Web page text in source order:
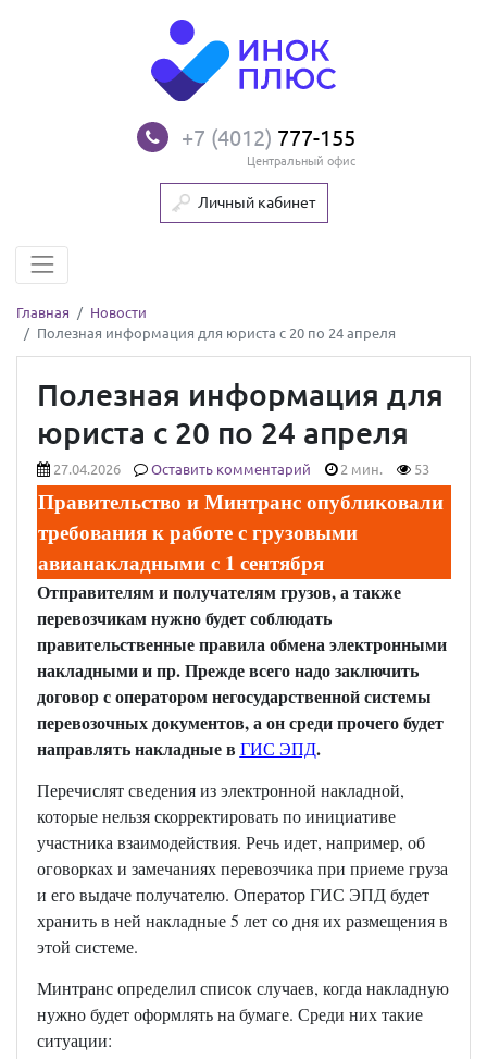
+7 (4012) 777-155
Центральный офис
Личный кабинет
Главная
Новости
Полезная информация для юриста с 20 по 24 апреля
Полезная информация для
юриста с 20 по 24 апреля
27.04.2026 Оставить комментарий 2 мин. 53
Правительство и Минтранс опубликовали
требования к работе с грузовыми
авианакладными с 1 сентября
Отправителям и получателям грузов, а также
перевозчикам нужно будет соблюдать
правительственные правила обмена электронными
накладными и пр. Прежде всего надо заключить
договор с оператором негосударственной системы
перевозочных документов, а он среди прочего будет
направлять накладные в ГИС ЭПД.
Перечислят сведения из электронной накладной,
которые нельзя скорректировать по инициативе
участника взаимодействия. Речь идет, например, об
оговорках и замечаниях перевозчика при приеме груза
и его выдаче получателю. Оператор ГИС ЭПД будет
хранить в ней накладные 5 лет со дня их размещения в
этой системе.
Минтранс определил список случаев, когда накладную
нужно будет оформлять на бумаге. Среди них такие
ситуации: